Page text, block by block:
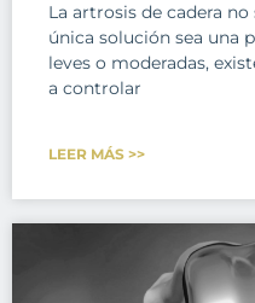
La artrosis de cadera
única solución sea una
leves o moderadas,
a controlar
LEER MÁS >>